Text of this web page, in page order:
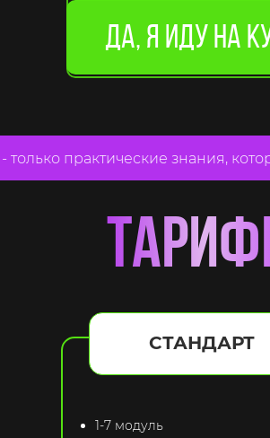
Да, я иду на
практические знания,
1-7 модуль
СТАНДАРТ